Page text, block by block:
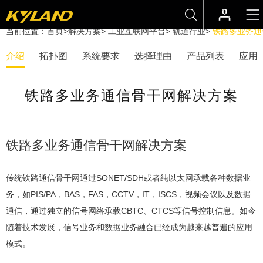
当前位置：首页>解决方案>工业互联网平台>轨道行业>铁路多业务
介绍 拓扑图 系统要求 选择理由 产品列表 应用
铁路多业务通信骨干网解决方案
铁路多业务通信骨干网解决方案
传统铁路通信骨干网通过SONET/SDH或者纯以太网承载各种数据业
务，如PIS/PA，BAS，FAS，CCTV，IT，ISCS，视频会议以及数据
通信，通过独立的信号网络承载CBTC、CTCS等信号控制信息。如今
随着技术发展，信号业务和数据业务融合已经成为越来越普遍的应用
模式。